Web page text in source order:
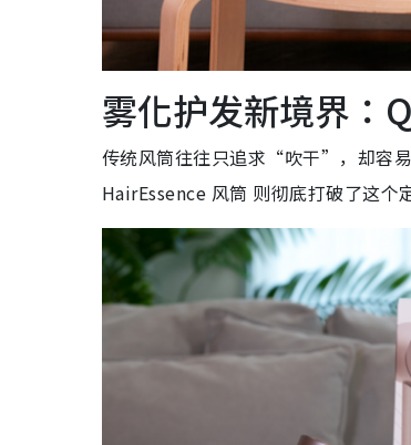
雾化护发新境界：
传统风筒往往只追求“吹干”，却容
HairEssence 风筒 则彻底打破了这